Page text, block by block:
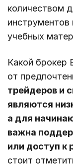
количеством
учебных
Какой брокер
от
трейдеров и
являются
а для
важна
или доступ к
стоит